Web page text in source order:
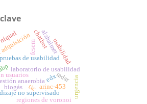
laboratorio de usabilidad
pruebas de usabilidad
usuarios
usabilidad
anaerobia
biogás
no supervisado
regiones de voronoi
fesem
edx
chatbotalzhaimer
urgencia
tic
radar
arinc-453